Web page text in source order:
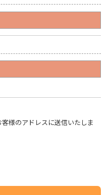
様のアドレスに送信いたしま